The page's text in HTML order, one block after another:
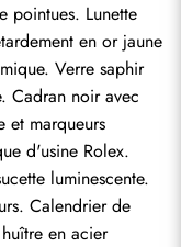
pointues. Lunette
en or jaune
Verre saphir
Cadran noir avec
et marqueurs
d'usine Rolex.
luminescente.
Calendrier de
en acier